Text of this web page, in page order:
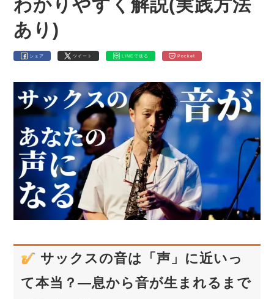
わかりやすく解説(実践方法
あり)
シェア ツイート LINEで送る Pocket
サックスの音は「声」に近いっ
て本当？—息から音が生まれるまで